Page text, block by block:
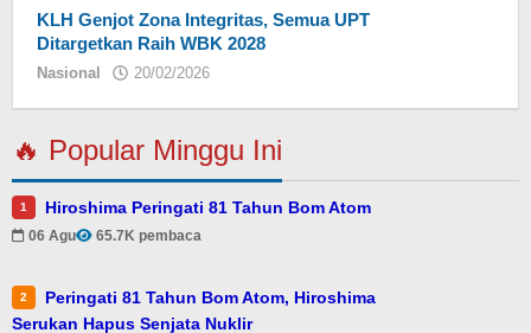
KLH Genjot Zona Integritas, Semua UPT
Ditargetkan Raih WBK 2028
Nasional 20/02/2026
🔥 Popular Minggu Ini
1 Hiroshima Peringati 81 Tahun Bom Atom
06 Agu 65.7K pembaca
2
Peringati 81 Tahun Bom Atom, Hiroshima
Serukan Hapus Senjata Nuklir